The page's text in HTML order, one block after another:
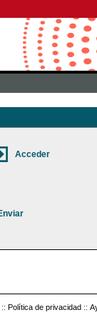
:: Política de privacidad ::